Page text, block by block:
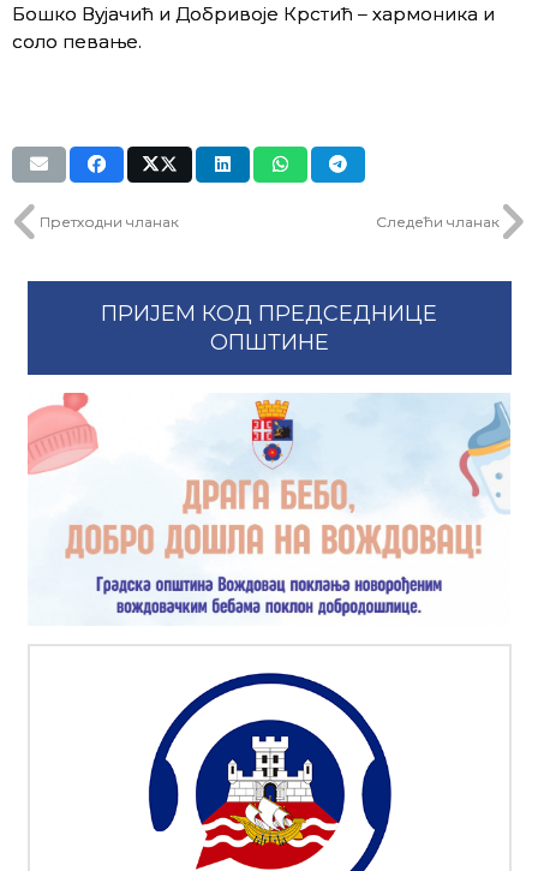
Бошко Вујачић и Добривоје Крстић – хармоника и
соло певање.
Претходни чланак Следећи чланак
ПРИЈЕМ КОД ПРЕДСЕДНИЦЕ
ОПШТИНЕ